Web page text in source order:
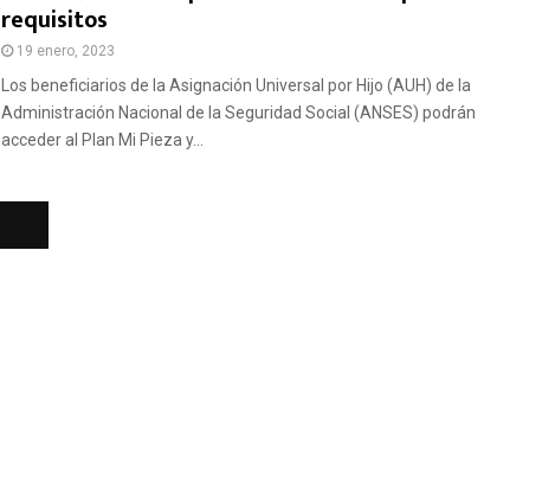
requisitos
19 enero, 2023
Los beneficiarios de la Asignación Universal por Hijo (AUH) de la
Administración Nacional de la Seguridad Social (ANSES) podrán
acceder al Plan Mi Pieza y...